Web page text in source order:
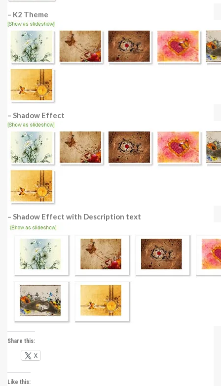
– K2 Theme
– Shadow Effect
– Shadow Effect with Description text
Share this:
X
Like this: